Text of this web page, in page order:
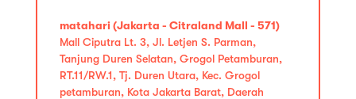
matahari (Jakarta - Citraland Mall - 571)
Mall Ciputra Lt. 3, Jl. Letjen S. Parman,
Tanjung Duren Selatan, Grogol Petamburan,
RT.11/RW.1, Tj. Duren Utara, Kec. Grogol
petamburan, Kota Jakarta Barat, Daerah